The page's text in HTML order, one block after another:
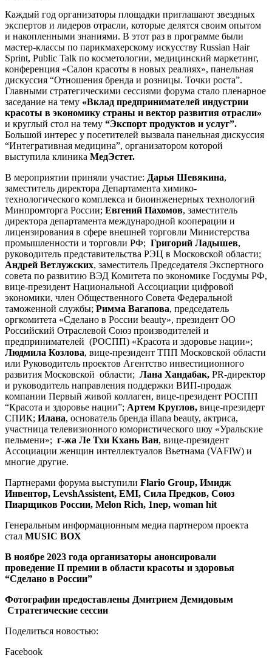
Каждый год организаторы площадки приглашают звездных
экспертов и лидеров отрасли, которые делятся своим опытом
и накопленными знаниями. В этот раз в программе были
мастер-классы по парикмахерскому искусству Russian Hair
Sprint, Public Talk по косметологии, медицинский маркетинг,
конференция «Салон красоты в новых реалиях», панельная
дискуссия “Отношения бренда и розницы. Точки роста”.
Главными стратегическими сессиями форума стало пленарное
заседание на тему «Вклад предпринимателей индустрии
красоты в экономику страны и вектор развития отрасли»
и круглый стол на тему “Экспорт продуктов и услуг”.
Большой интерес у посетителей вызвала панельная дискуссия
“Интегративная медицина”, организатором которой
выступила клиника МедЭстет.
В мероприятии приняли участие: Дарья Шевякина,
заместитель директора Департамента химико-
технологического комплекса и биоинженерных технологий
Минпромторга России; Евгений Пахомов, заместитель
директора департамента международной кооперации и
лицензирования в сфере внешней торговли Министерства
промышленности и торговли РФ; Григорий Ладышев,
руководитель представительства РЭЦ в Московской области;
Андрей Ветлужских, заместитель Председателя Экспертного
совета по развитию ВЭД Комитета по экономике Госдумы РФ,
вице-президент Национальной Ассоциации цифровой
экономики, член Общественного Совета Федеральной
таможенной службы; Римма Вагапова, председатель
оргкомитета «Сделано в России beauty», президент ОО
Российский Отраслевой Союз производителей и
предпринимателей (РОСПП) «Красота и здоровье нации»;
Людмила Козлова, вице-президент ТПП Московской области
или Руководитель проектов Агентство инвестиционного
развития Московской области; Лана Хандабак, PR-директор
и руководитель направления поддержки ВИП-продаж
компании Первый живой коллаген, вице-президент РОСПП
“Красота и здоровье нации”; Артем Круглов, вице-президерт
СПИК; Илана, основатель бренда iIlana beauty, актриса,
участница телевизионного юмористического шоу «Уральские
пельмени»; г-жа Ле Тхи Кхань Ван, вице-президент
Ассоциации женщин интеллектуалов Вьетнама (VAFIW) и
многие другие.
Партнерами форума выступили Flario Group, Имидж
Инвентор, LevshAssistent, EMI, Сила Предков, Союз
Пиарщиков России, Melon Rich, 1nep, woman hit
Генеральным информационным медиа партнером проекта
стал MUSIC BOX
В ноябре 2023 года организаторы анонсировали
проведение II премии в области красоты и здоровья
“Сделано в России”
Фотографии предоставлены Дмитрием Демидовым
Стратегические сессии
Поделиться новостью:
Facebook